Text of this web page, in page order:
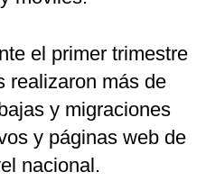
el primer trimestre
realizaron más de
y migraciones
y páginas web de
nacional.